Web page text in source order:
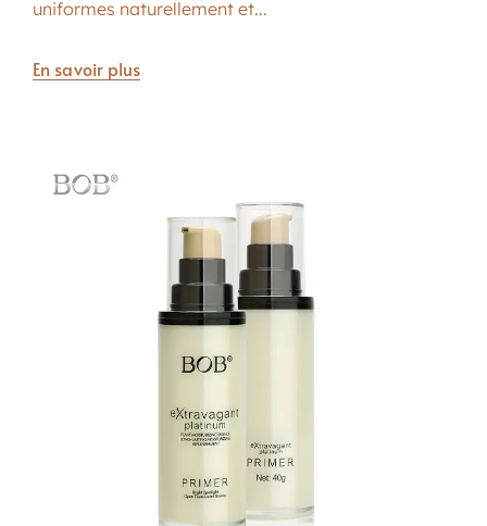
uniformes naturellement et...
En savoir plus